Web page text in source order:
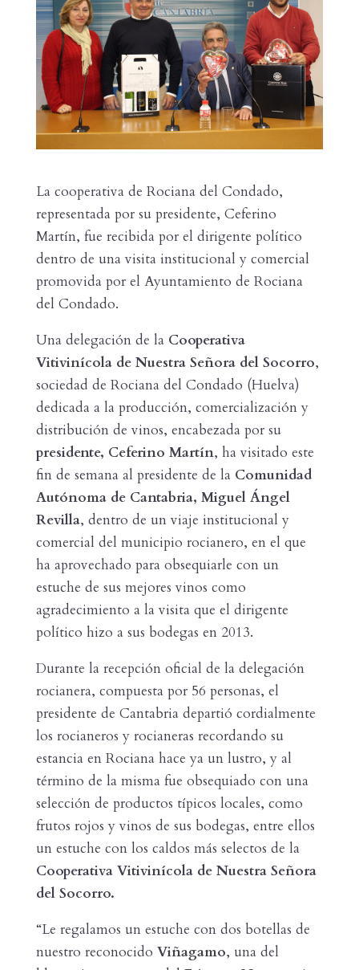
La cooperativa de Rociana del Condado,
representada por su presidente, Ceferino
Martín, fue recibida por el dirigente político
dentro de una visita institucional y comercial
promovida por el Ayuntamiento de Rociana
del Condado.
Una delegación de la Cooperativa
Vitivinícola de Nuestra Señora del Socorro,
sociedad de Rociana del Condado (Huelva)
dedicada a la producción, comercialización y
distribución de vinos, encabezada por su
presidente, Ceferino Martín, ha visitado este
fin de semana al presidente de la Comunidad
Autónoma de Cantabria, Miguel Ángel
Revilla, dentro de un viaje institucional y
comercial del municipio rocianero, en el que
ha aprovechado para obsequiarle con un
estuche de sus mejores vinos como
agradecimiento a la visita que el dirigente
político hizo a sus bodegas en 2013.
Durante la recepción oficial de la delegación
rocianera, compuesta por 56 personas, el
presidente de Cantabria departió cordialmente
los rocianeros y rocianeras recordando su
estancia en Rociana hace ya un lustro, y al
término de la misma fue obsequiado con una
selección de productos típicos locales, como
frutos rojos y vinos de sus bodegas, entre ellos
un estuche con los caldos más selectos de la
Cooperativa Vitivinícola de Nuestra Señora
del Socorro.
“Le regalamos un estuche con dos botellas de
nuestro reconocido Viñagamo, una del